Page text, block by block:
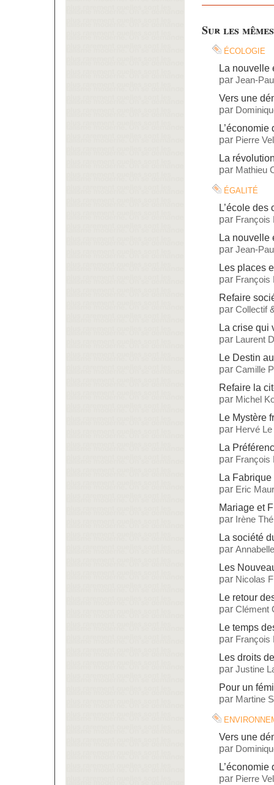
Sur les
écologie
La nouvelle
par Jean-
Vers une
par
par Pierre
La
par Mathieu
égalité
L’école des
par François
La nouvelle
par Jean-
Les places
par François
Refaire
par Collectif
La crise qui
par Laurent
Le Destin
par Camille
Refaire la
par Michel
Le Mystère
par Hervé
La
par François
La
par Eric
Mariage et
par Irène
La société
par
Les
par Nicolas
Le retour
par Clément
Le temps
par François
Les droits
par Justine
Pour un
par Martine
Vers une
par
par Pierre